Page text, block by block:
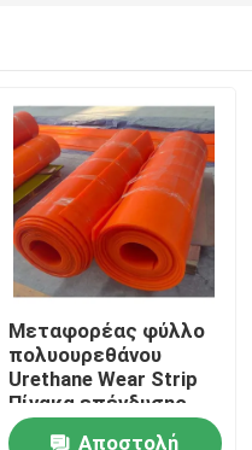
Μεταφορέας φύλλο
πολυουρεθάνου
Urethane Wear Strip
Πίνακα επένδυσης
σωλήνα
Αποστολή